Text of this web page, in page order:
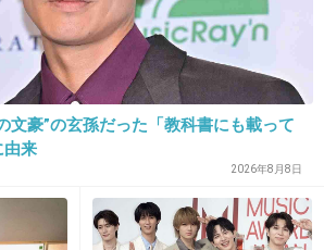
！
余計に可愛さが引き立ってる
-29
文豪”の玄孫だった「教科書にも載って
由来
2026年8月8日